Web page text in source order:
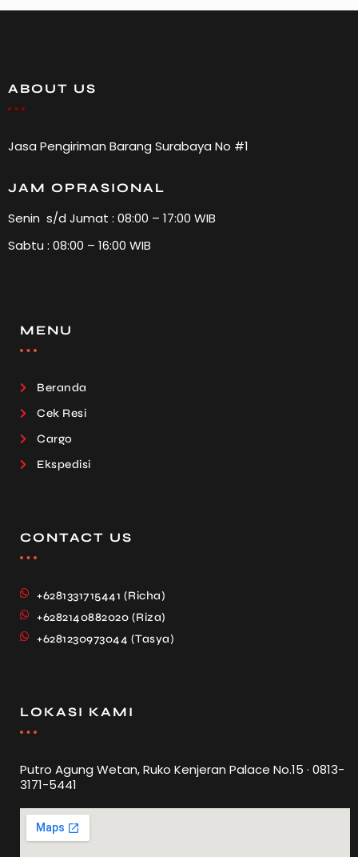
ABOUT US
Jasa Pengiriman Barang Surabaya No #1
JAM OPRASIONAL
Senin s/d Jumat : 08:00 – 17:00 WIB
Sabtu : 08:00 – 16:00 WIB
MENU
Beranda
Cek Resi
Cargo
Ekspedisi
CONTACT US
+6281331715441 (Richa)
+6282140882020 (Riza)
+6281230973044 (Tasya)
LOKASI KAMI
Putro Agung Wetan, Ruko Kenjeran Palace No.15 · 0813-
3171-5441